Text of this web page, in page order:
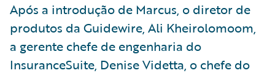
Após a introdução de Marcus, o diretor de
produtos da Guidewire, Ali Kheirolomoom,
a gerente chefe de engenharia do
InsuranceSuite, Denise Videtta, o chefe do